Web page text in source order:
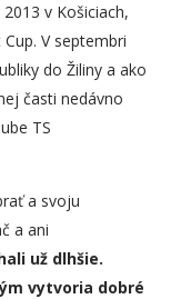
v Košiciach,
V septembri
do Žiliny a ako
časti nedávno
TS
a svoju
a ani
už dlhšie.
vytvoria dobré